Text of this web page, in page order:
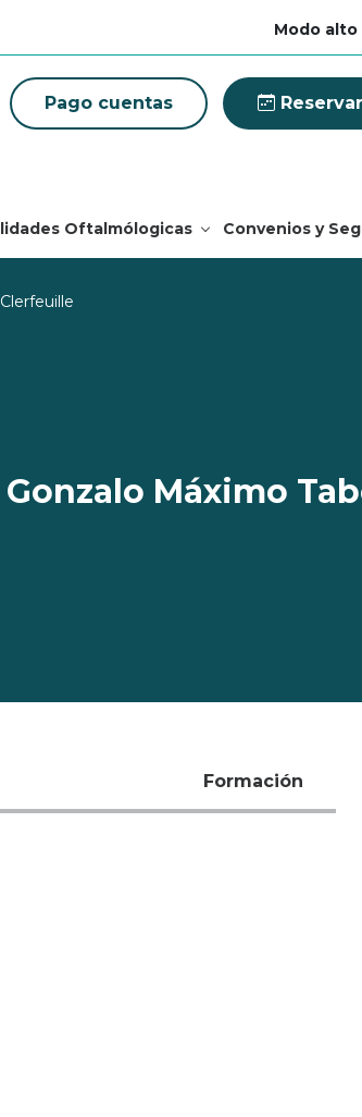
Modo
Pago cuentas
Oftalmólogicas Convenios y
Gonzalo Máximo
Formación